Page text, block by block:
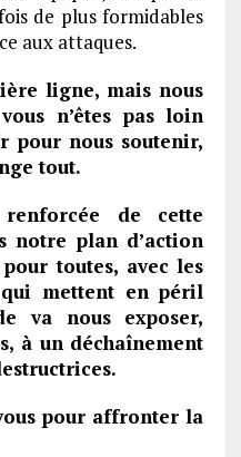
de plus formidables
aux attaques.
ligne, mais nous
n’êtes pas loin
pour nous soutenir,
tout.
de cette
notre plan d’action
toutes, avec les
mettent en péril
va nous exposer,
à un déchaînement
pour affronter la